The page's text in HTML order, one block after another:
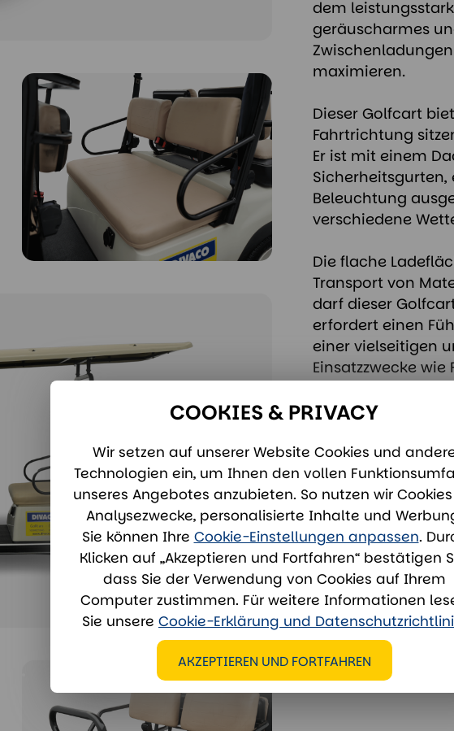
dem
geräuscharmes
maximieren.
Dieser Golfcart
Fahrtrichtung
Er ist mit einem
Beleuchtung
verschiedene
Die flache
Transport von
darf dieser
erfordert einen
einer vielseitigen
Einsatzzwecke
Unsere
COOKIES & PRIVACY
Wir setzen auf unserer Website Cookies und
Technologien ein, um Ihnen den vollen
unseres Angebotes anzubieten. So nutzen wir
Analysezwecke, personalisierte Inhalte und
Sie können Ihre Cookie-Einstellungen anpassen.
Klicken auf „Akzeptieren und Fortfahren“ bestätigen
dass Sie der Verwendung von Cookies auf Ihrem
Computer zustimmen. Für weitere Informationen
Sie unsere Cookie-Erklärung und
AKZEPTIEREN UND FORTFAHREN